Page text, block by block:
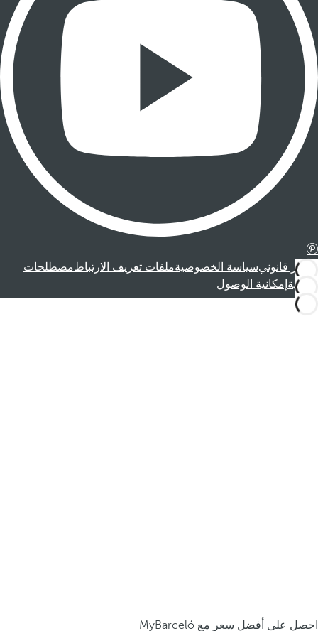
إشعار قانونيسياسة الخصوصيةملفات تعريف الارتباطمصطلحات
قانونية إمكانية الوصول
احصل على أفضل سعر مع MyBarceló